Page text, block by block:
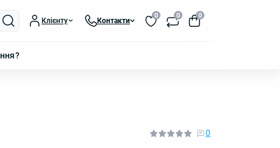
Клієнту Контакти
0 0 0
0